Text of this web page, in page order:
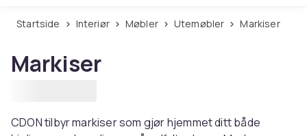
Startside Interiør Møbler Utemøbler Markiser
Markiser
CDON tilbyr markiser som gjør hjemmet ditt både